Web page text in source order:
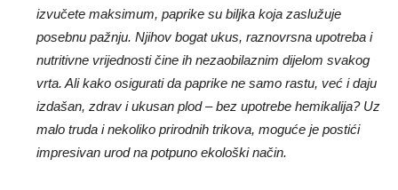
izvučete maksimum, paprike su biljka koja zaslužuje
posebnu pažnju. Njihov bogat ukus, raznovrsna upotreba i
nutritivne vrijednosti čine ih nezaobilaznim dijelom svakog
vrta. Ali kako osigurati da paprike ne samo rastu, već i daju
izdašan, zdrav i ukusan plod – bez upotrebe hemikalija? Uz
malo truda i nekoliko prirodnih trikova, moguće je postići
impresivan urod na potpuno ekološki način.